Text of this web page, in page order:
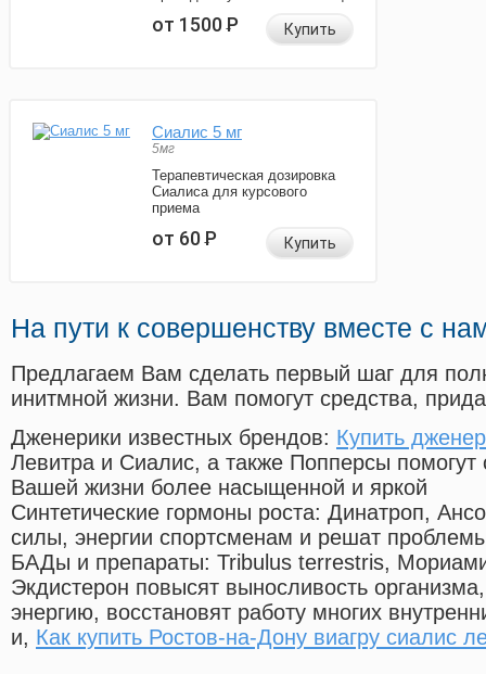
от 1500Р Купить
Сиалис 5 мг
5мг
Терапевтическая дозировка
Сиалиса для курсового
приема
от 60Р Купить
На пути к совершенству вместе с
Предлагаем Вам сделать первый шаг для
инитмной жизни. Вам помогут средства,
Дженерики известных брендов: Купить
Левитра и Сиалис, а также Попперсы помогут
Вашей жизни более насыщенной и яркой
Синтетические гормоны роста: Динатроп,
силы, энергии спортсменам и решат
БАДы и препараты: Tribulus terrestris,
Экдистерон повысят выносливость
энергию, восстановят работу многих
и, Как купить Ростов-на-Дону виагру сиалис